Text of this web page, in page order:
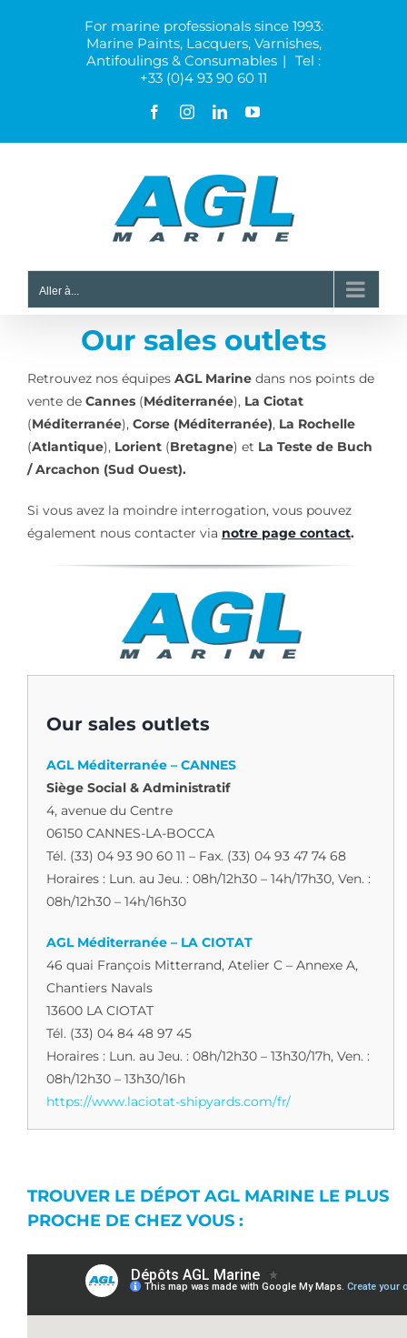
For marine professionals since 1993:
Marine Paints, Lacquers, Varnishes,
Antifoulings & Consumables | Tel :
+33 (0)4 93 90 60 11
FacebookInstagramLinkedInYouTube
Aller à...
Our sales outlets
Retrouvez nos équipes AGL Marinedans nos points de
vente de Cannes(Méditerranée), La Ciotat
(Méditerranée),Corse (Méditerranée), La Rochelle
(Atlantique), Lorient(Bretagne) et La Teste de Buch
/ Arcachon (Sud Ouest).
Si vous avez la moindre interrogation, vous pouvez
également nous contacter via notre page contact.
Our sales outlets
AGL Méditerranée – CANNES
Siège Social & Administratif
4, avenue du Centre
06150 CANNES-LA-BOCCA
Tél. (33) 04 93 90 60 11 – Fax. (33) 04 93 47 74 68
Horaires : Lun. au Jeu. : 08h/12h30 – 14h/17h30, Ven. :
08h/12h30 – 14h/16h30
AGL Méditerranée – LA CIOTAT
46 quai François Mitterrand, Atelier C – Annexe A,
Chantiers Navals
13600 LA CIOTAT
Tél. (33) 04 84 48 97 45
Horaires : Lun. au Jeu. : 08h/12h30 – 13h30/17h, Ven. :
08h/12h30 – 13h30/16h
https://www.laciotat-shipyards.com/fr/
baptiste@agl-marine.com
AGL Atlantique – LA ROCHELLE
Rue Fernand Hervé – Le Plateau Nautique
17000 LA ROCHELLE
Tél. (33) 05 46 28 30 40 – Fax. (33) 05 46 50 92 94
Horaires : Lun. au Jeu. : 08h/12h30 – 13h30/17h00,
TROUVER LE DÉPOT AGL MARINE LE PLUS
PROCHE DE CHEZ VOUS :